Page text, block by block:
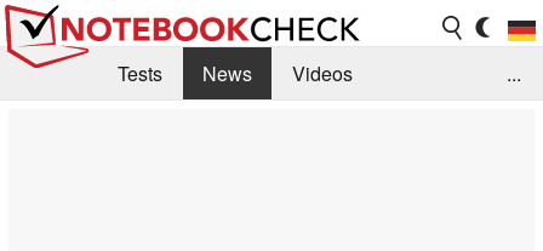
Tests News
Videos
...